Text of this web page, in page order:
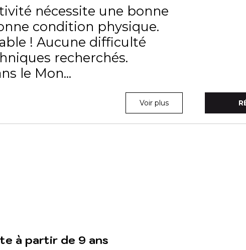
nécessite une bonne
condition physique.
! Aucune difficulté
recherchés.
le Mon...
Voir plus
à partir de 9 ans